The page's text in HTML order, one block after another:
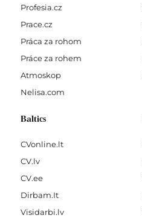
Profesia.cz
Prace.cz
Práca za rohom
Práce za rohem
Atmoskop
Nelisa.com
Baltics
CVonline.lt
CV.lv
CV.ee
Dirbam.It
Visidarbi.lv